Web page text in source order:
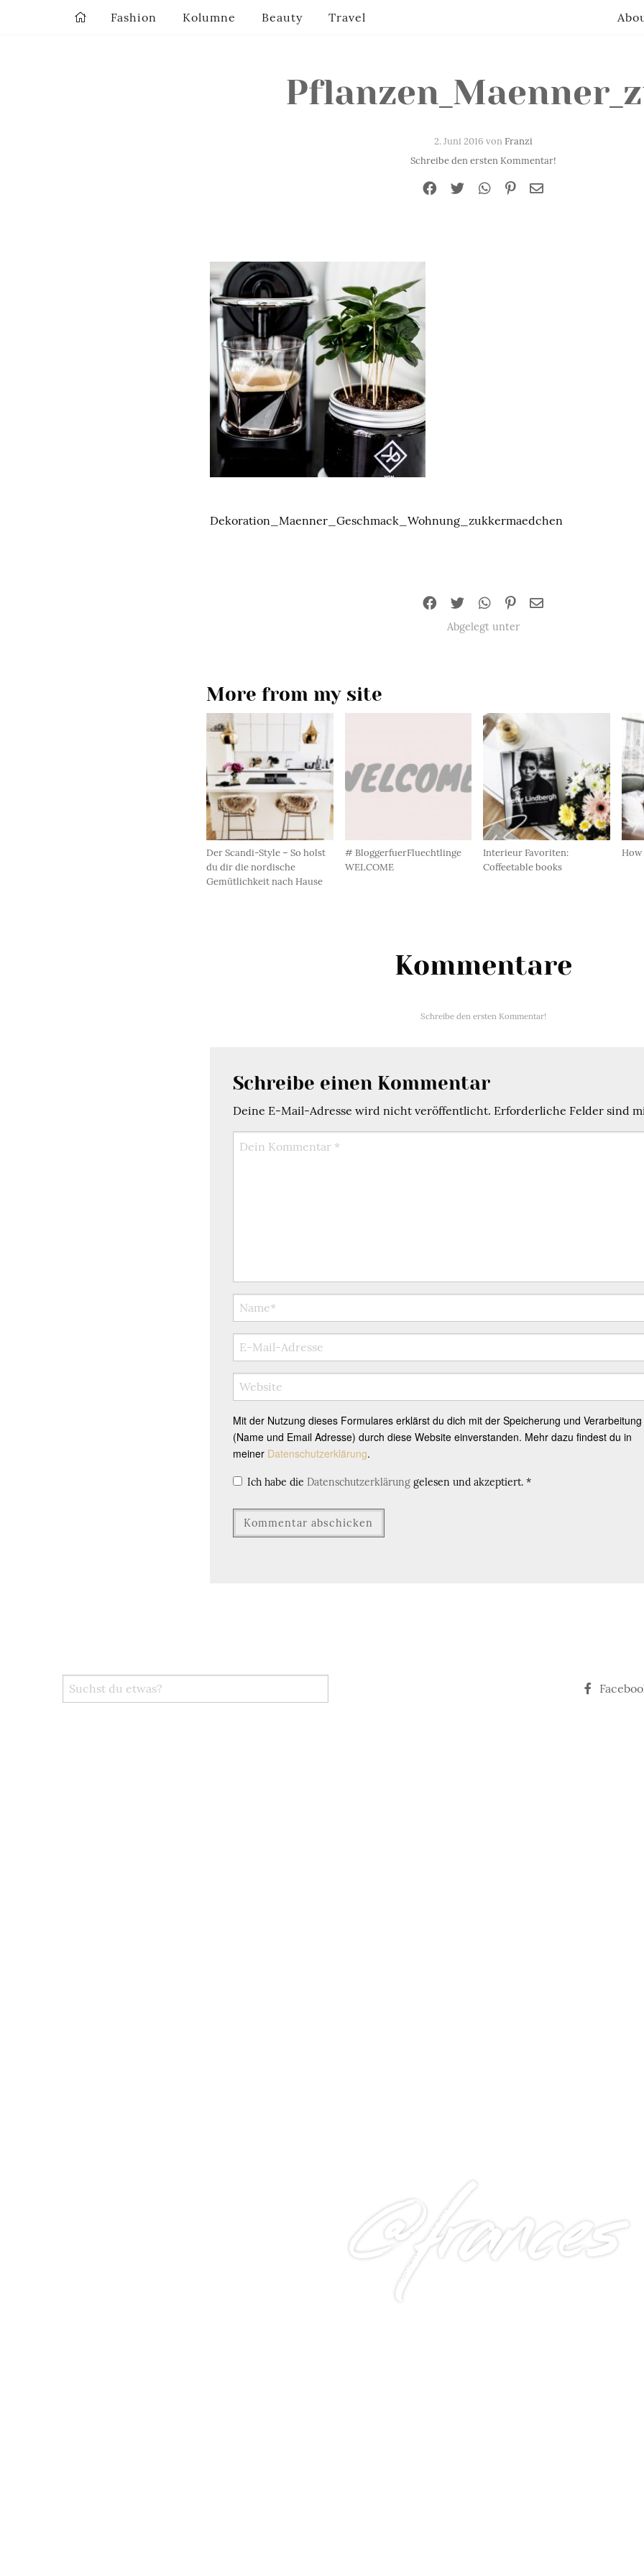
2. Juni 2016 vonFranzi
Schreibe den ersten Kommentar!
Dekoration_Maenner_Geschmack_Wohnung_zukkermaedchen
Abgelegt unter
More from my site
Der Scandi-Style – So holst
du dir die nordische
Gemütlichkeit nach Hause
# BloggerfuerFluechtlinge
WELCOME
Interieur Favoriten:
Coffeetable books
How
Kommentare
Schreibe den ersten Kommentar!
Schreibe einen Kommentar
Deine E-Mail-Adresse wird nicht veröffentlicht. Erforderliche Felder sind
Mit der Nutzung dieses Formulares erklärst du dich mit der Speicherung und
(Name und Email Adresse) durch diese Website einverstanden. Mehr dazu findest du in
meiner Datenschutzerklärung.
Ich habe die Datenschutzerklärung gelesen und akzeptiert. *
@frances
Fashion Kolumne Beauty Travel